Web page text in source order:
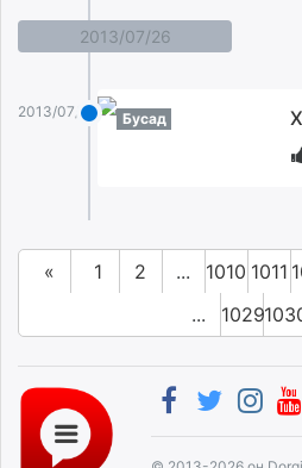
2013/07/26
2013/07/26 Бусад
« 1 2 ... 1010 1011
...
1029